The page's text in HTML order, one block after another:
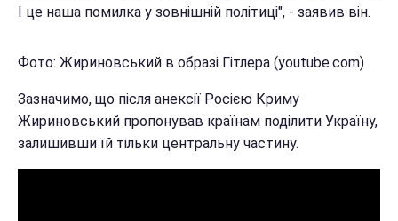
І це наша помилка у зовнішній політиці", - заявив він.
Фото: Жириновський в образі Гітлера (youtube.com)
Зазначимо, що після анексії Росією Криму
Жириновський пропонував країнам поділити Україну,
залишивши їй тільки центральну частину.